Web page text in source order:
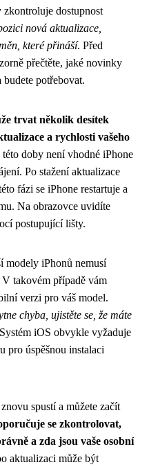
zkontroluje dostupnost
nová aktualizace,
které přináší. Před
přečtěte, jaké novinky
potřebovat.
trvat několik desítek
a rychlosti vašeho
této doby není vhodné iPhone
Po stažení aktualizace
fázi se iPhone restartuje a
Na obrazovce uvidíte
postupující lišty.
modely iPhonů nemusí
takovém případě vám
verzi pro váš model.
chyba, ujistěte se, že máte
iOS obvykle vyžaduje
pro úspěšnou instalaci
spustí a můžete začít
se zkontrolovat,
a zda jsou vaše osobní
aktualizaci může být